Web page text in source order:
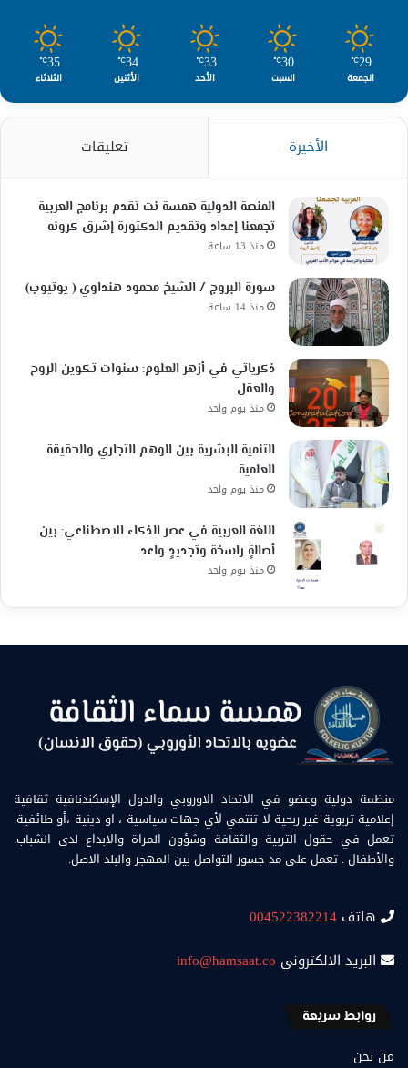
29
℃
الجمعة
30
℃
السبت
33
℃
الأحد
34
℃
الأثنين
35
℃
الثلاثاء
الأخيرة تعليقات
المنصة الدولية همسة نت تقدم برنامج العربية
تجمعنا إعداد وتقديم الدكتورة إشرق كرونه
منذ 13 ساعة
سورة البروج / الشيخ محمود هنداوي ( يوتيوب)
منذ 14 ساعة
ذكرياتي في أزهر العلوم: سنوات تكوين الروح
والعقل
منذ يوم واحد
التنمية البشرية بين الوهم التجاري والحقيقة
العلمية
منذ يوم واحد
اللغة العربية في عصر الذكاء الاصطناعي: بين
أصالةٍ راسخة وتجديدٍ واعد
منذ يوم واحد
منظمة دولية وعضو في الاتحاد الاوروبي والدول الإسكندنافية ثقافية
إعلامية تربوية غير ربحية لا تنتمي لأي جهات سياسية ، او دينية ،أو طائفية.
تعمل في حقول التربية والثقافة وشؤون المراة والابداع لدى الشباب.
والأطفال . تعمل على مد جسور التواصل بين المهجر والبلد الاصل.
هاتف 004522382214
البريد الالكتروني info@hamsaat.co
روابط سريعة
من نحن